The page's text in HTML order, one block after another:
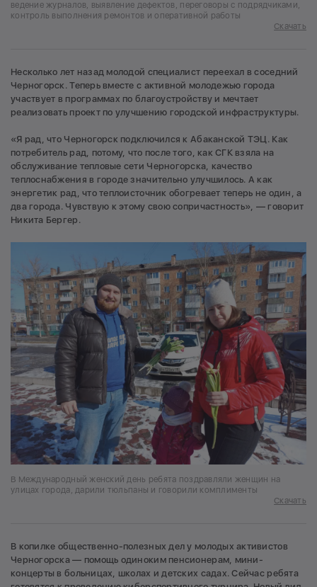
ведение журналов, выявление дефектов, переговоры с подрядчиками,
контроль выполнения ремонтов и оперативной работы
Скачать
Несколько лет назад молодой специалист переехал в соседний
Черногорск. Теперь вместе с активной молодежью города
участвует в программах по благоустройству и мечтает
реализовать проект по улучшению городской инфраструктуры.
«Я рад, что Черногорск подключился к Абаканской ТЭЦ. Как
потребитель рад, потому, что после того, как СГК взяла на
обслуживание тепловые сети Черногорска, качество
теплоснабжения в городе значительно улучшилось. А как
энергетик рад, что теплоисточник обогревает теперь не один, а
два города. Чувствую к этому свою сопричастность», — говорит
Никита Бергер.
В Международный женский день ребята поздравляли женщин на
улицах города, дарили тюльпаны и говорили комплименты
Скачать
В копилке общественно-полезных дел у молодых активистов
Черногорска — помощь одиноким пенсионерам, мини-
концерты в больницах, школах и детских садах. Сейчас ребята